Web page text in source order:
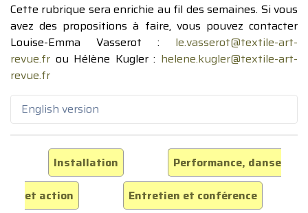
Cette rubrique sera enrichie au fil des semaines. Si vous
avez des propositions à faire, vous pouvez contacter
Louise-Emma Vasserot : le.vasserot@textile-art-
revue.fr ou Hélène Kugler : helene.kugler@textile-art-
revue.fr
English version
Installation
Performance, danse
et action
Entretien et conférence